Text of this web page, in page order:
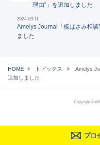
プロ
理由”」を追加しました
2024-03-11
Amelys Journal「板ばさみ相
ました
HOME トピックス
Amelys
追加しました
Copyright ©